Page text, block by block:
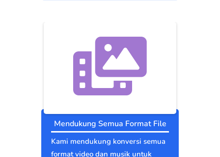
Mendukung Semua Format File
Kami mendukung konversi semua
format video dan musik untuk